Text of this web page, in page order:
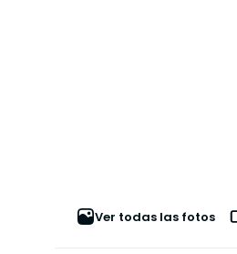
Ver todas las fotos